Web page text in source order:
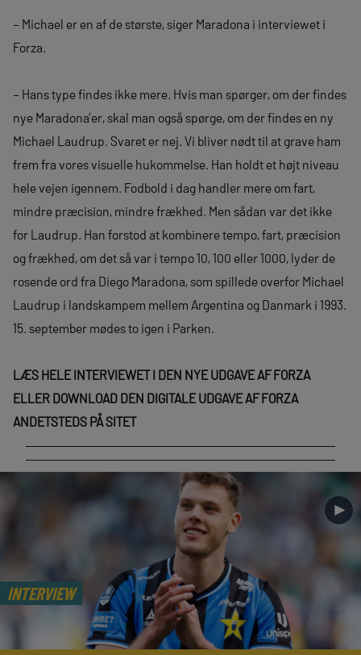
– Michael er en af de største, siger Maradona i interviewet i
Forza.
– Hans type findes ikke mere. Hvis man spørger, om der findes
nye Maradona’er, skal man også spørge, om der findes en ny
Michael Laudrup. Svaret er nej. Vi bliver nødt til at grave ham
frem fra vores visuelle hukommelse. Han holdt et højt niveau
hele vejen igennem. Fodbold i dag handler mere om fart,
mindre præcision, mindre frækhed. Men sådan var det ikke
for Laudrup. Han forstod at kombinere tempo, fart, præcision
og frækhed, om det så var i tempo 10, 100 eller 1000, lyder de
rosende ord fra Diego Maradona, som spillede overfor Michael
Laudrup i landskampem mellem Argentina og Danmark i 1993.
15. september mødes to igen i Parken.
LÆS HELE INTERVIEWET I DEN NYE UDGAVE AF FORZA
ELLER DOWNLOAD DEN DIGITALE UDGAVE AF FORZA
ANDETSTEDS PÅ SITET
INTERVIEW
►